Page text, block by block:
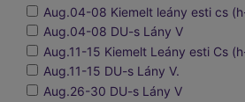
Aug.04-08 Kiemelt leány esti cs
Aug.04-08 DU-s Lány V
Aug.11-15 Kiemelt Leány esti Cs
Aug.11-15 DU-s Lány V.
Aug.26-30 DU-s Lány V